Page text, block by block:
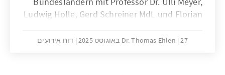
Ludwig Holle, Gerd Schreiner MdL und Florian
Dr. Thomas Ehlen 27 באוגוסט 2025 דוח אירועים